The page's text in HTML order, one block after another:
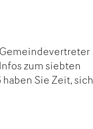
zum siebten
Sie Zeit, sich